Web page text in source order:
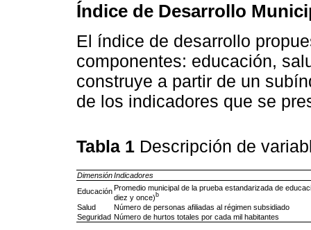
Índice de Desarrollo
El índice de desarrollo
componentes: educación,
construye a partir de un
de los indicadores que se
Tabla 1 Descripción de
DimensiónIndicadores
EducaciónPromedio municipal de la prueba estandarizada de
diez y once) b
Salud
Número de personas afiliadas al régimen subsidiado
Seguridad Número de hurtos totales por cada mil habitantes